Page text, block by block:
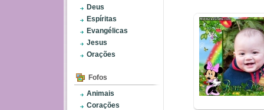
Deus
Espíritas
Evangélicas
Jesus
Orações
Fofos
Animais
Corações